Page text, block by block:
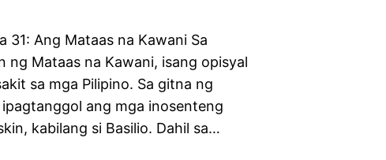
31: Ang Mataas na Kawani Sa
Mataas na Kawani, isang opisyal
sa mga Pilipino. Sa gitna ng
ang mga inosenteng
kabilang si Basilio. Dahil sa…